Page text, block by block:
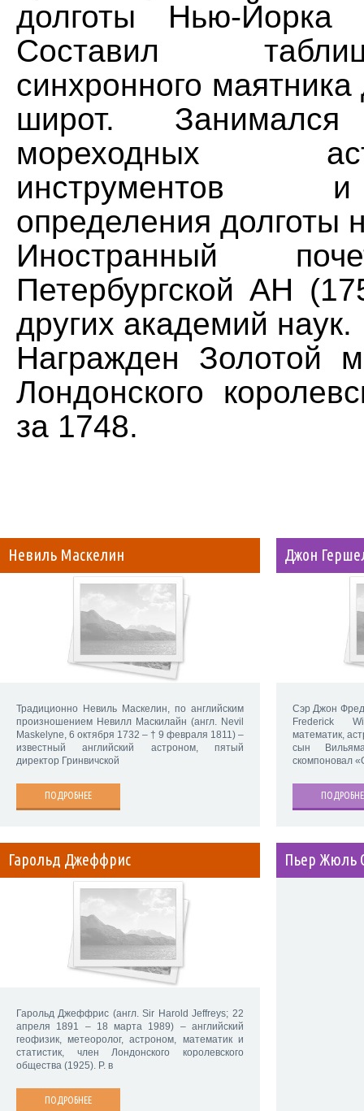
долготы Нью-Йорка
Составил
синхронного
широт. Занимался
мореходных
инструментов
определения долготы
Иностранный
Петербургской АН
других академий наук.
Награжден Золотой
Лондонского
за 1748.
Невиль Маскелин
Традиционно Невиль Маскелин, по английским
произношением Невилл Маскилайн (англ. Nevil
Maskelyne, 6 октября 1732 – † 9 февраля 1811) –
известный английский астроном, пятый
директор Гринвичской
ПОДРОБНЕЕ
Джон
Сэр Джон
Frederick
математик,
сын
скомпоновал
Гарольд Джеффрис
Гарольд Джеффрис (англ. Sir Harold Jeffreys; 22
апреля 1891 – 18 марта 1989) – английский
геофизик, метеоролог, астроном, математик и
статистик, член Лондонского королевского
общества (1925). Р. в
ПОДРОБНЕЕ
Пьер Жюль